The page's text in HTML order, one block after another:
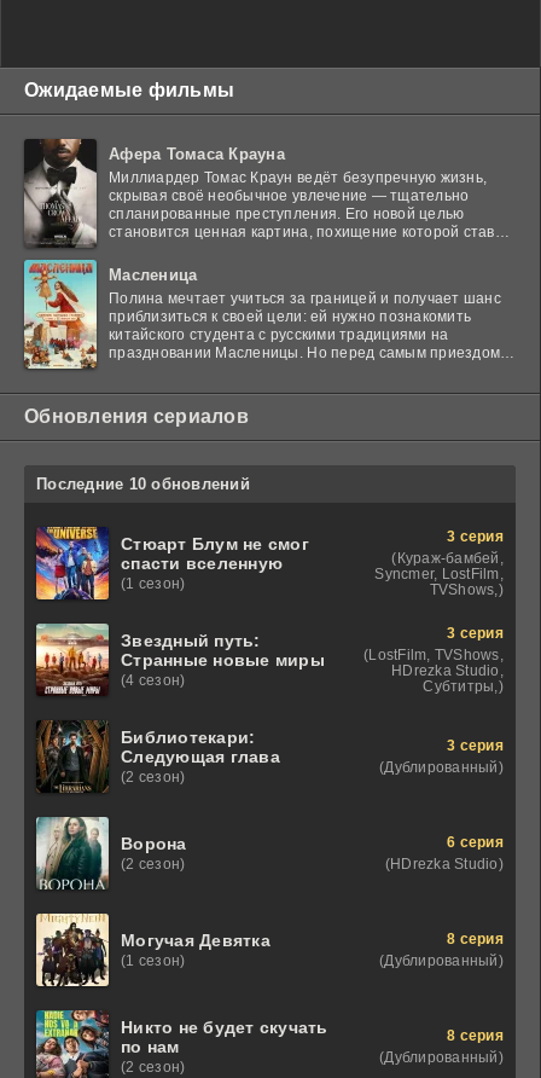
Ожидаемые фильмы
Афера Томаса Крауна
Миллиардер Томас Краун ведёт безупречную жизнь,
скрывая своё необычное увлечение — тщательно
спланированные преступления. Его новой целью
становится ценная картина, похищение которой ставит
Масленица
Полина мечтает учиться за границей и получает шанс
приблизиться к своей цели: ей нужно познакомить
китайского студента с русскими традициями на
праздновании Масленицы. Но перед самым приездом
Обновления сериалов
Последние 10 обновлений
Стюарт Блум не смог
спасти вселенную
(1 сезон)
3 серия
(Кураж-бамбей,
Syncmer, LostFilm,
TVShows,)
Звездный путь:
Странные новые миры
(4 сезон)
3 серия
(LostFilm, TVShows,
HDrezka Studio,
Субтитры,)
Библиотекари:
Следующая глава
(2 сезон)
3 серия
(Дублированный)
Ворона
(2 сезон)
6 серия
(HDrezka Studio)
Могучая Девятка
(1 сезон)
8 серия
(Дублированный)
Никто не будет скучать
по нам
(2 сезон)
8 серия
(Дублированный)